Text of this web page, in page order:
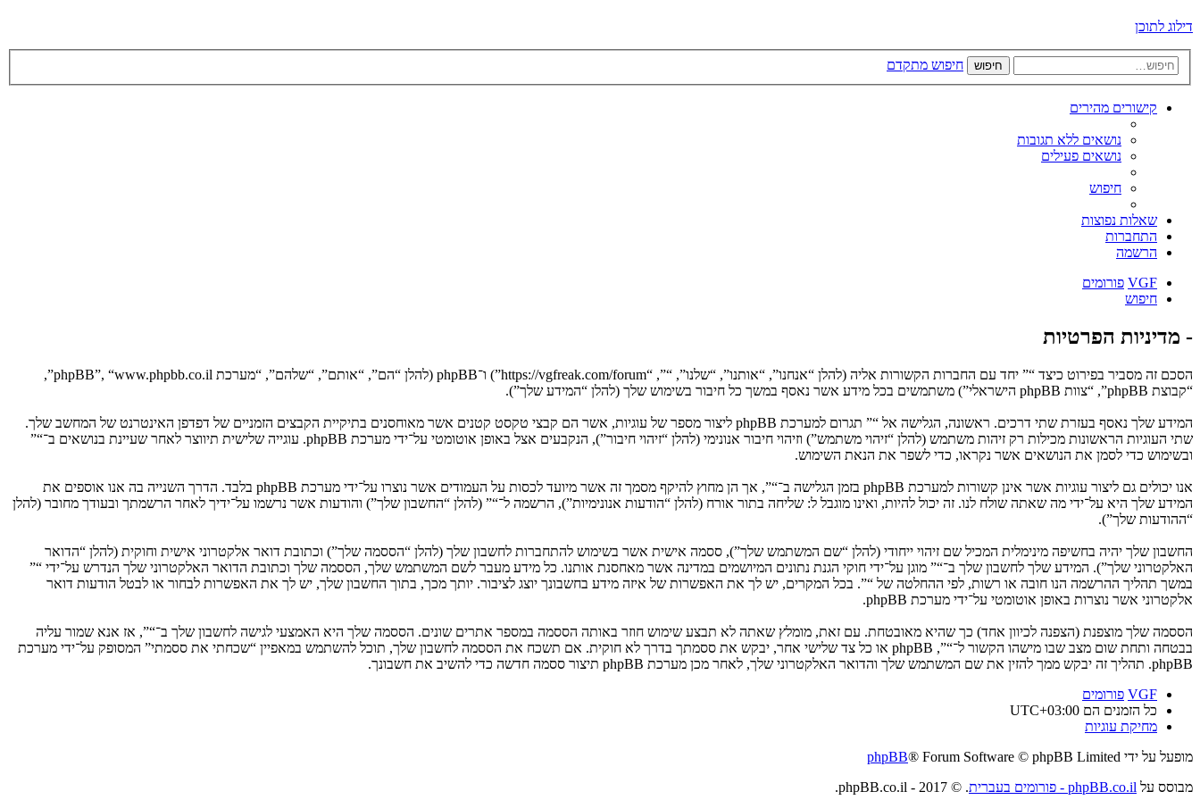
דילוג לתוכן
חיפוש חיפוש מתקדם
קישורים מהירים
נושאים ללא תגובות
נושאים פעילים
חיפוש
שאלות נפוצות
התחברות
הרשמה
VGF פורומים
חיפוש
- מדיניות הפרטיות
הסכם זה מסביר בפירוט כיצד “” יחד עם החברות הקשורות אליה (להלן “אנחנו”, “אותנו”, “שלנו”, “”, “https://vgfreak.com/forum”) ו־phpBB (להלן “הם”, “אותם”, “שלהם”, “מערכת phpBB”, “www.phpbb.co.il”,
“קבוצת phpBB”, “צוות phpBB הישראלי”) משתמשים בכל מידע אשר נאסף במשך כל חיבור בשימוש שלך (להלן “המידע שלך”).
המידע שלך נאסף בעזרת שתי דרכים. ראשונה, הגלישה אל “” תגרום למערכת phpBB ליצור מספר של עוגיות, אשר הם קבצי טקסט קטנים אשר מאוחסנים בתיקיית הקבצים הזמניים של דפדפן האינטרנט של המחשב שלך.
שתי העוגיות הראשונות מכילות רק זיהות משתמש (להלן “זיהוי משתמש”) וזיהוי חיבור אנונימי (להלן “זיהוי חיבור”), הנקבעים אצל באופן אוטומטי על־ידי מערכת phpBB. עוגייה שלישית תיווצר לאחר שעיינת בנושאים ב־“”
ובשימוש כדי לסמן את הנושאים אשר נקראו, כדי לשפר את הנאת השימוש.
אנו יכולים גם ליצור עוגיות אשר אינן קשורות למערכת phpBB בזמן הגלישה ב־“”, אך הן מחוץ להיקף מסמך זה אשר מיועד לכסות על העמודים אשר נוצרו על־ידי מערכת phpBB בלבד. הדרך השנייה בה אנו אוספים את
המידע שלך היא על־ידי מה שאתה שולח לנו. זה יכול להיות, ואינו מוגבל ל: שליחה בתור אורח (להלן “הודעות אנונימיות”), הרשמה ל־“” (להלן “החשבון שלך”) והודעות אשר נרשמו על־ידיך לאחר הרשמתך ובעודך מחובר (להלן
“ההודעות שלך”).
החשבון שלך יהיה בחשיפה מינימלית המכיל שם זיהוי ייחודי (להלן “שם המשתמש שלך”), ססמה אישית אשר בשימוש להתחברות לחשבון שלך (להלן “הססמה שלך”) וכתובת דואר אלקטרוני אישית וחוקית (להלן “הדואר
האלקטרוני שלך”). המידע שלך לחשבון שלך ב־“” מוגן על־ידי חוקי הגנת נתונים המיושמים במדינה אשר מאחסנת אותנו. כל מידע מעבר לשם המשתמש שלך, הססמה שלך וכתובת הדואר האלקטרוני שלך הנדרש על־ידי “”
במשך תהליך ההרשמה הנו חובה או רשות, לפי ההחלטה של “”. בכל המקרים, יש לך את האפשרות של איזה מידע בחשבונך יוצג לציבור. יותך מכך, בתוך החשבון שלך, יש לך את האפשרות לבחור או לבטל הודעות דואר
אלקטרוני אשר נוצרות באופן אוטומטי על־ידי מערכת phpBB.
הססמה שלך מוצפנת (הצפנה לכיוון אחד) כך שהיא מאובטחת. עם זאת, מומלץ שאתה לא תבצע שימוש חוזר באותה הססמה במספר אתרים שונים. הססמה שלך היא האמצעי לגישה לחשבון שלך ב־“”, אז אנא שמור עליה
בבטחה ותחת שום מצב שבו מישהו הקשור ל־“”, phpBB או כל צד שלישי אחר, יבקש את ססמתך בדרך לא חוקית. אם תשכח את הססמה לחשבון שלך, תוכל להשתמש במאפיין “שכחתי את ססמתי” המסופק על־ידי מערכת
phpBB. תהליך זה יבקש ממך להזין את שם המשתמש שלך והדואר האלקטרוני שלך, לאחר מכן מערכת phpBB תיצור ססמה חדשה כדי להשיב את חשבונך.
VGF פורומים
כל הזמנים הם UTC+03:00
מחיקת עוגיות
מופעל על ידי
phpBB® Forum Software © phpBB Limited
מבוסס על phpBB.co.il - פורומים בעברית . © 2017 - phpBB.co.il.